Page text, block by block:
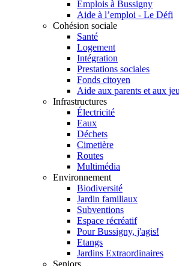
Emplois à Bussigny
Aide à l’emploi - Le Défi
Cohésion sociale
Santé
Logement
Intégration
Prestations sociales
Fonds citoyen
Aide aux parents et aux
Infrastructures
Électricité
Eaux
Déchets
Cimetière
Routes
Multimédia
Environnement
Biodiversité
Jardin familiaux
Subventions
Espace récréatif
Pour Bussigny, j'agis!
Etangs
Jardins Extraordinaires
Seniors